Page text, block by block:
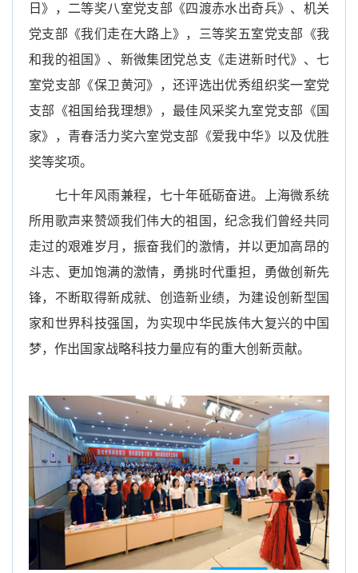
日》，二等奖八室党支部《四渡赤水出奇兵》、机关
党支部《我们走在大路上》，三等奖五室党支部《我
和我的祖国》、新微集团党总支《走进新时代》、七
室党支部《保卫黄河》，还评选出优秀组织奖一室党
支部《祖国给我理想》，最佳风采奖九室党支部《国
家》，青春活力奖六室党支部《爱我中华》以及优胜
奖等奖项。
七十年风雨兼程，七十年砥砺奋进。上海微系统
所用歌声来赞颂我们伟大的祖国，纪念我们曾经共同
走过的艰难岁月，振奋我们的激情，并以更加高昂的
斗志、更加饱满的激情，勇挑时代重担，勇做创新先
锋，不断取得新成就、创造新业绩，为建设创新型国
家和世界科技强国，为实现中华民族伟大复兴的中国
梦，作出国家战略科技力量应有的重大创新贡献。